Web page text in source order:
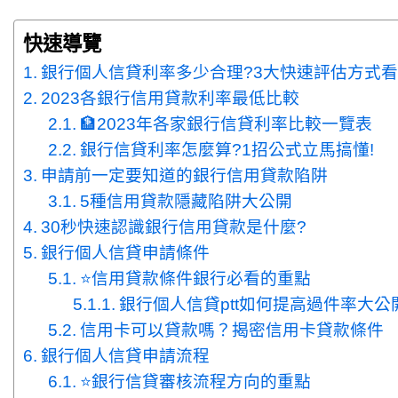
快速導覽
銀行個人信貸利率多少合理?3大快速評估方式
2023各銀行信用貸款利率最低比較
🏦2023年各家銀行信貸利率比較一覽表
銀行信貸利率怎麼算?1招公式立馬搞懂!
申請前一定要知道的銀行信用貸款陷阱
5種信用貸款隱藏陷阱大公開
30秒快速認識銀行信用貸款是什麼?
銀行個人信貸申請條件
⭐信用貸款條件銀行必看的重點
銀行個人信貸ptt如何提高過件率大公
信用卡可以貸款嗎？揭密信用卡貸款條件
銀行個人信貸申請流程
⭐銀行信貸審核流程方向的重點